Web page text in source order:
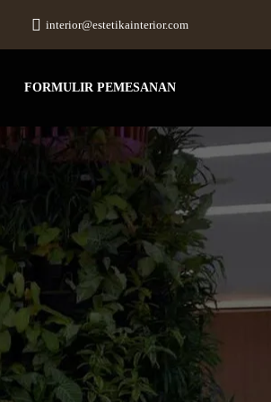
interior@estetikainterior.com
FORMULIR PEMESANAN